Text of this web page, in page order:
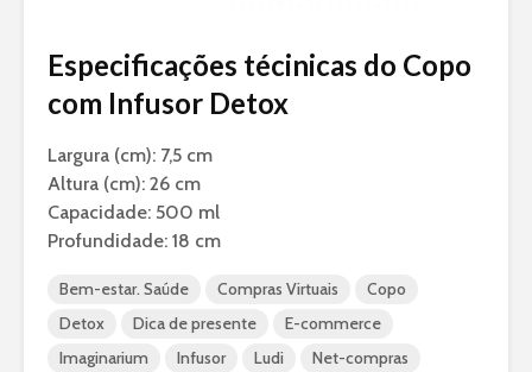
Especificações técinicas do Copo
com Infusor Detox
Largura (cm): 7,5 cm
Altura (cm): 26 cm
Capacidade: 500 ml
Profundidade: 18 cm
Bem-estar. Saúde Compras Virtuais
Copo
Detox
Dica de presente
E-commerce
Imaginarium
Infusor Ludi Net-compras